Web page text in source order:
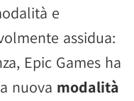
e
assidua:
Epic Games ha
nuova modalità